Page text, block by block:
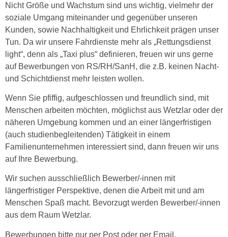
Nicht Größe und Wachstum sind uns wichtig, vielmehr der
soziale Umgang miteinander und gegenüber unseren
Kunden, sowie Nachhaltigkeit und Ehrlichkeit prägen unser
Tun. Da wir unsere Fahrdienste mehr als „Rettungsdienst
light“, denn als „Taxi plus“ definieren, freuen wir uns gerne
auf Bewerbungen von RS/RH/SanH, die z.B. keinen Nacht-
und Schichtdienst mehr leisten wollen.
Wenn Sie pfiffig, aufgeschlossen und freundlich sind, mit
Menschen arbeiten möchten, möglichst aus Wetzlar oder der
näheren Umgebung kommen und an einer längerfristigen
(auch studienbegleitenden) Tätigkeit in einem
Familienunternehmen interessiert sind, dann freuen wir uns
auf Ihre Bewerbung.
Wir suchen ausschließlich Bewerber/-innen mit
längerfristiger Perspektive, denen die Arbeit mit und am
Menschen Spaß macht. Bevorzugt werden Bewerber/-innen
aus dem Raum Wetzlar.
Bewerbungen bitte nur per Post oder per Email.